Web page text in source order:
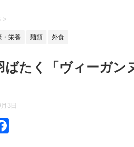
>
・栄養 麺類 外食
ばたく「ヴィーガン
3日